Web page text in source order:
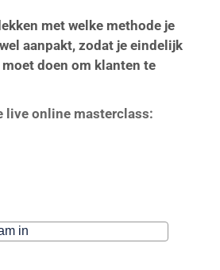
met welke methode je
aanpakt, zodat je eindelijk
doen om klanten te
live online masterclass: